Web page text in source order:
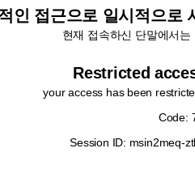
인 접근으로 일시적으로
현재 접속하신 단말에서는
Restricted
your access has been
Code:
Session ID: msin2meq-